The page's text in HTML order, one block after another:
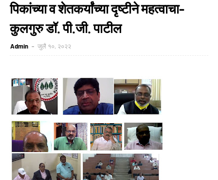
पिकांच्या व शेतकर्यांच्या दृष्टीने महत्वाचा-
कुलगुरु डॉ. पी.जी. पाटील
Admin जुलै १०, २०२२